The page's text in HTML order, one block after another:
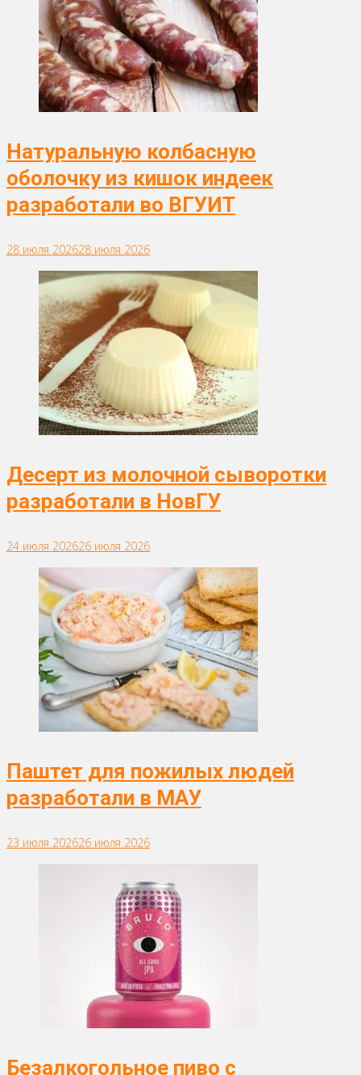
Натуральную колбасную
оболочку из кишок индеек
разработали во ВГУИТ
28 июля 202628 июля 2026
Десерт из молочной сыворотки
разработали в НовГУ
24 июля 202626 июля 2026
Паштет для пожилых людей
разработали в МАУ
23 июля 202626 июля 2026
Безалкогольное пиво с